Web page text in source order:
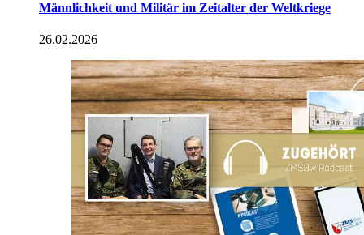
Männlichkeit und Militär im Zeitalter der Weltkriege
26.02.2026